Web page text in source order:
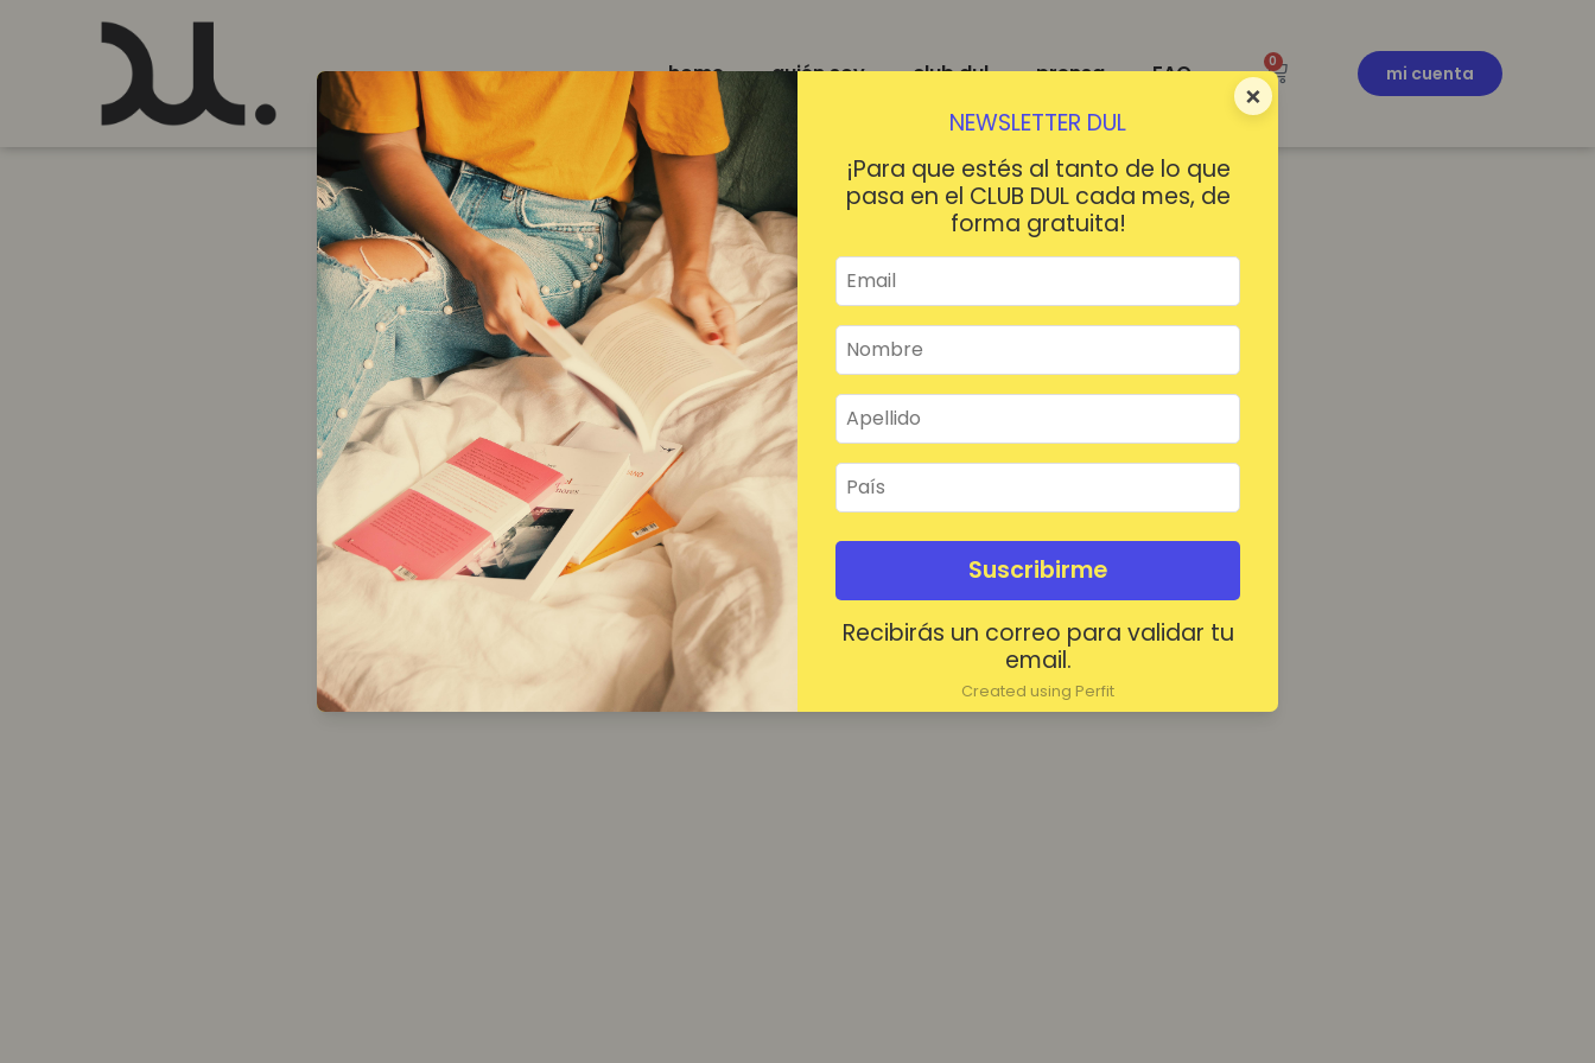
×
NEWSLETTER DUL
¡Para que estés al tanto de lo que
pasa en el CLUB DUL cada mes, de
forma gratuita!
Suscribirme
Recibirás un correo para validar tu
email.
Created using Perfit
home quién soy club dul prensa FAQ 0
mi cuenta
¡HOLA!
Mantenerme conectado ¿Contraseña olvidada?
Acceder